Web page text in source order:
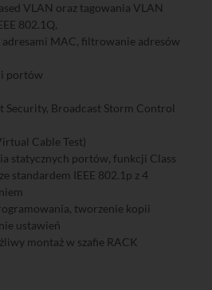
VLAN oraz tagowania VLAN
802.1Q,
MAC, filtrowanie adresów
portów
Broadcast Storm Control
Cable Test)
statycznych portów, funkcji Class
standardem IEEE 802.1p z 4
tworzenie kopii
ustawień
montaż w szafie RACK